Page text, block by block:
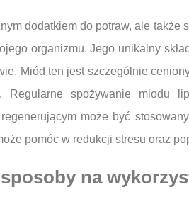
dodatkiem do potraw, ale
organizmu. Jego unikalny
Miód ten jest szczególnie
Regularne spożywanie
może być
pomóc w redukcji stresu oraz
na